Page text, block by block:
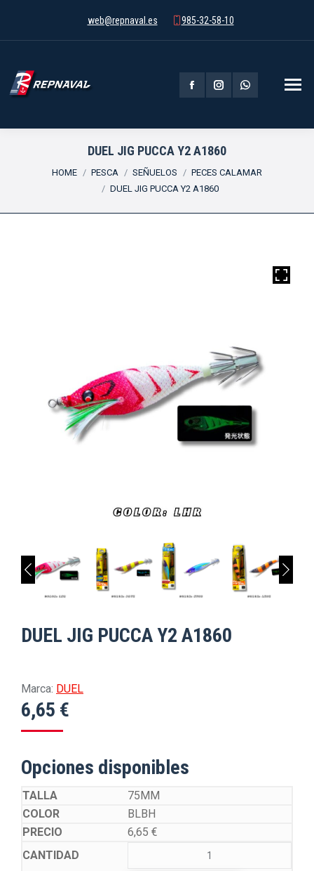
web@repnaval.es 985-32-58-10
Facebook
opens
in
Instagram
opens
in
Whatsapp
in
DUEL JIG PUCCA Y2 A1860
You are here:
HOME PESCA SEÑUELOS
PECES CALAMAR
DUEL JIG PUCCA Y2 A1860
DUEL JIG PUCCA Y2 A1860
Marca: DUEL
6,65 €
Opciones disponibles
75MM
BLBH
6,65 €